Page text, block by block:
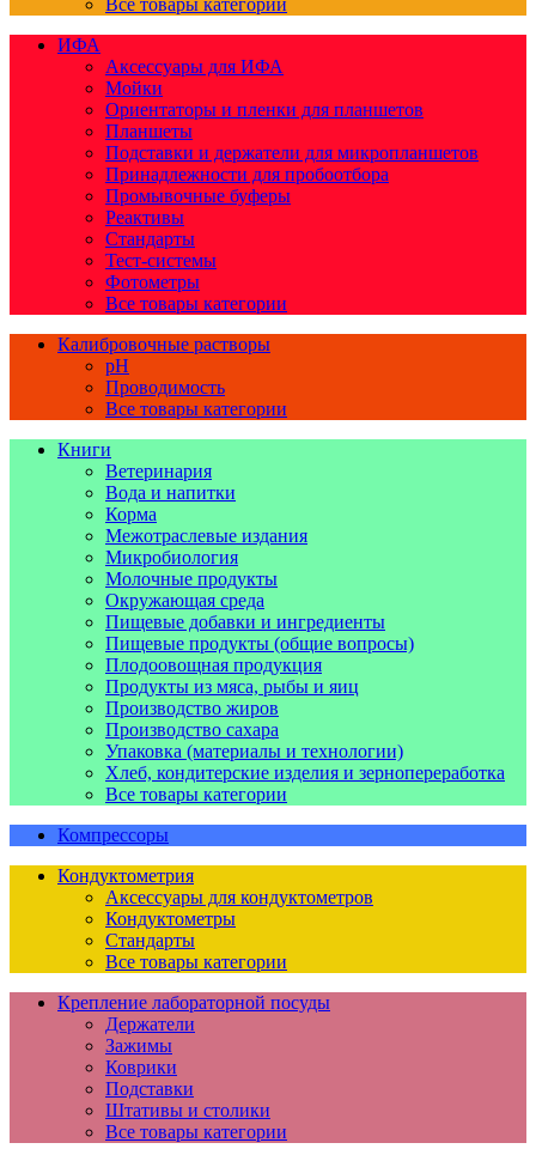
Все товары категории
ИФА
Аксессуары для ИФА
Мойки
Ориентаторы и пленки для планшетов
Планшеты
Подставки и держатели для микропланшетов
Принадлежности для пробоотбора
Промывочные буферы
Реактивы
Стандарты
Тест-системы
Фотометры
Все товары категории
Калибровочные растворы
pH
Проводимость
Все товары категории
Книги
Ветеринария
Вода и напитки
Корма
Межотраслевые издания
Микробиология
Молочные продукты
Окружающая среда
Пищевые добавки и ингредиенты
Пищевые продукты (общие вопросы)
Плодоовощная продукция
Продукты из мяса, рыбы и яиц
Производство жиров
Производство сахара
Упаковка (материалы и технологии)
Хлеб, кондитерские изделия и зернопереработка
Все товары категории
Компрессоры
Кондуктометрия
Аксессуары для кондуктометров
Кондуктометры
Стандарты
Все товары категории
Крепление лабораторной посуды
Держатели
Зажимы
Коврики
Подставки
Штативы и столики
Все товары категории